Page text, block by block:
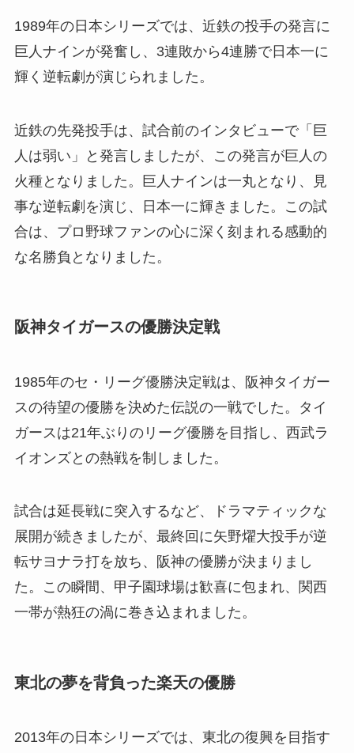
1989年の日本シリーズでは、近鉄の投手の発言に
巨人ナインが発奮し、3連敗から4連勝で日本一に
輝く逆転劇が演じられました。
近鉄の先発投手は、試合前のインタビューで「巨
人は弱い」と発言しましたが、この発言が巨人の
火種となりました。巨人ナインは一丸となり、見
事な逆転劇を演じ、日本一に輝きました。この試
合は、プロ野球ファンの心に深く刻まれる感動的
な名勝負となりました。
阪神タイガースの優勝決定戦
1985年のセ・リーグ優勝決定戦は、阪神タイガー
スの待望の優勝を決めた伝説の一戦でした。タイ
ガースは21年ぶりのリーグ優勝を目指し、西武ラ
イオンズとの熱戦を制しました。
試合は延長戦に突入するなど、ドラマティックな
展開が続きましたが、最終回に矢野燿大投手が逆
転サヨナラ打を放ち、阪神の優勝が決まりまし
た。この瞬間、甲子園球場は歓喜に包まれ、関西
一帯が熱狂の渦に巻き込まれました。
東北の夢を背負った楽天の優勝
2013年の日本シリーズでは、東北の復興を目指す